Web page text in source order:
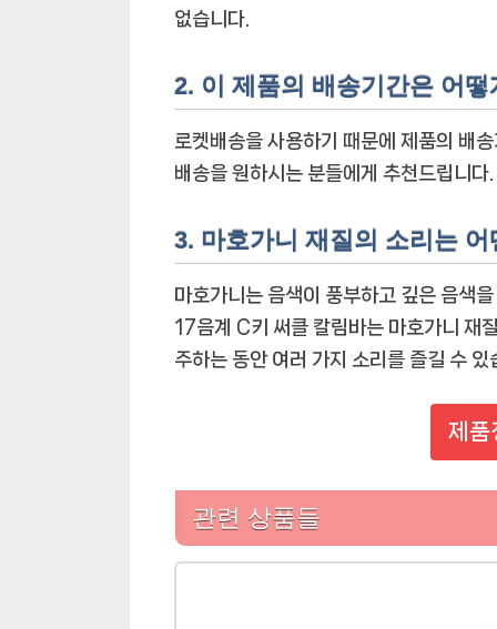
없습니다.
2. 이 제품의 배송기간은 어
로켓배송을 사용하기 때문에 제품의 배
배송을 원하시는 분들에게 추천드립니다.
3. 마호가니 재질의 소리는 어
마호가니는 음색이 풍부하고 깊은 음색
17음계 C키 써클 칼림바는 마호가니 재
주하는 동안 여러 가지 소리를 즐길 수 있
제품
관련 상품들